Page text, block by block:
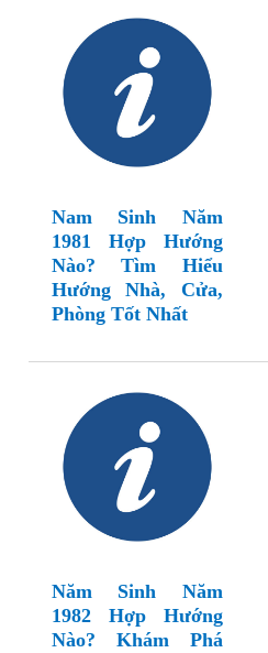
Nam Sinh Năm
1981 Hợp Hướng
Nào? Tìm Hiểu
Hướng Nhà, Cửa,
Phòng Tốt Nhất
Năm Sinh Năm
1982 Hợp Hướng
Nào? Khám Phá